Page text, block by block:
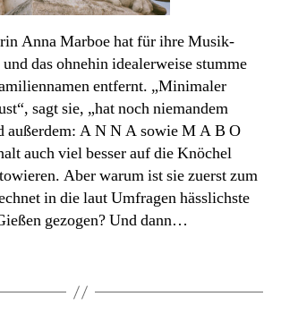
Anna Marboe hat für ihre Musik-
das ohnehin idealerweise stumme
entfernt. „Minimaler
sagt sie, „hat noch niemandem
außerdem: A N N A sowie M A B O
auch viel besser auf die Knöchel
Aber warum ist sie zuerst zum
in die laut Umfragen hässlichste
gezogen? Und dann…